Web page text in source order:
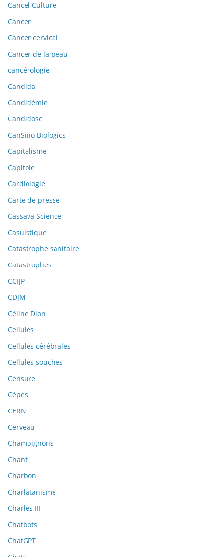
Cancel Culture
Cancer
Cancer cervical
Cancer de la peau
cancérologie
Candida
Candidémie
Candidose
CanSino Biologics
Capitalisme
Capitole
Cardiologie
Carte de presse
Cassava Science
Casuistique
Catastrophe sanitaire
Catastrophes
CCIJP
CDJM
Céline Dion
Cellules
Cellules cérébrales
Cellules souches
Censure
Cèpes
CERN
Cerveau
Champignons
Chant
Charbon
Charlatanisme
Charles III
Chatbots
ChatGPT